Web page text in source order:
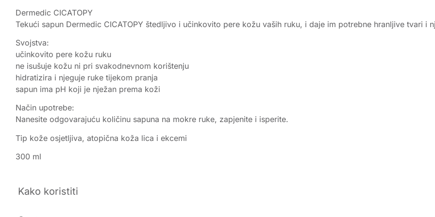
Dermedic CICATOPY
Tekući sapun Dermedic CICATOPY štedljivo i učinkovito pere kožu vaših ruku, i daje im potrebne hranljive tvari i
Svojstva:
učinkovito pere kožu ruku
ne isušuje kožu ni pri svakodnevnom korištenju
hidratizira i njeguje ruke tijekom pranja
sapun ima pH koji je nježan prema koži
Način upotrebe:
Nanesite odgovarajuću količinu sapuna na mokre ruke, zapjenite i isperite.
Tip kože osjetljiva, atopična koža lica i ekcemi
300 ml
Kako koristiti